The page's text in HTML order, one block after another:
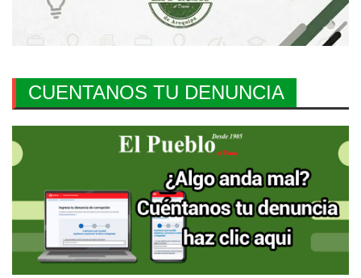
CUENTANOS TU DENUNCIA